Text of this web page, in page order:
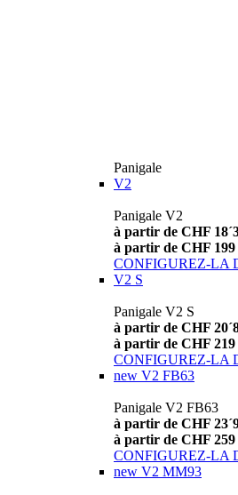
Panigale
V2
Panigale V2
à partir de CHF
à partir de CHF
CONFIGUREZ-LA
V2 S
Panigale V2 S
à partir de CHF
à partir de CHF
CONFIGUREZ-LA
new V2 FB63
Panigale V2 FB63
à partir de CHF
à partir de CHF
CONFIGUREZ-LA
new V2 MM93